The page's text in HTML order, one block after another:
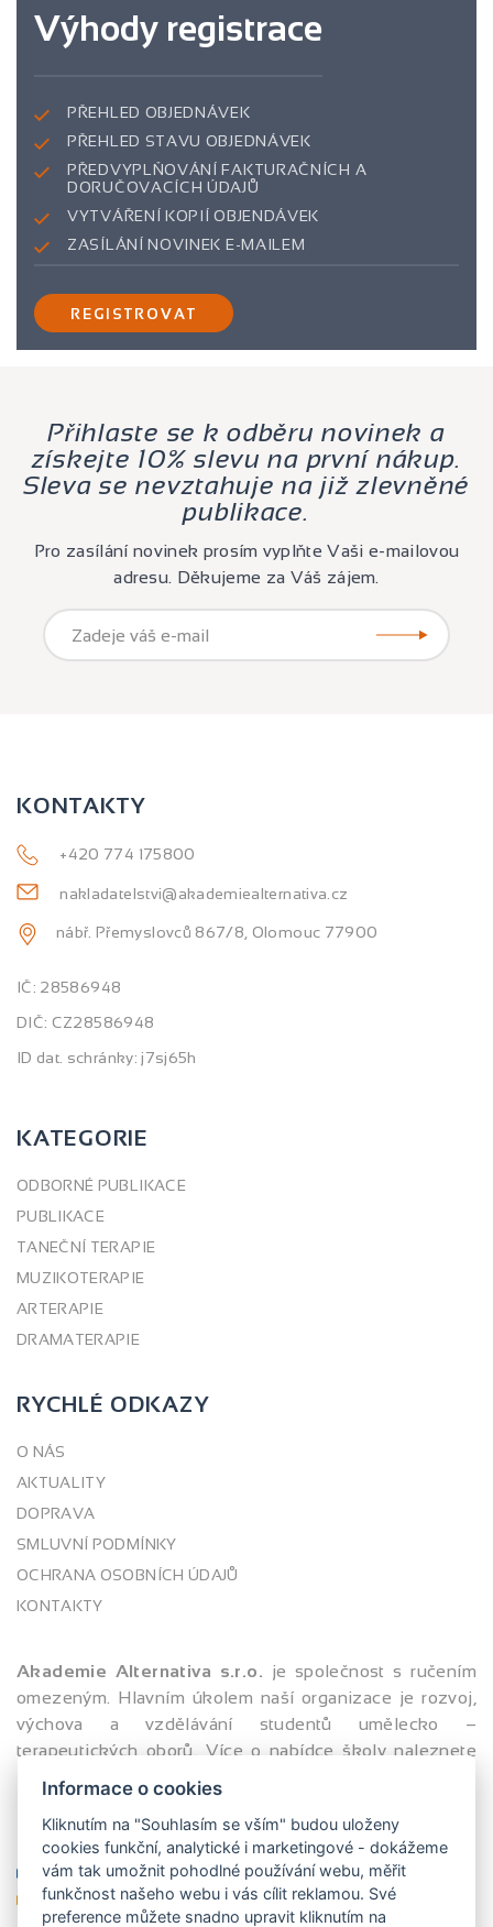
Příjmení
Ulice
Číslo popisné
Obec
Výhody registrace
PŘEHLED OBJEDNÁVEK
PŘEHLED STAVU OBJEDNÁVEK
PŘEDVYPLŇOVÁNÍ FAKTURAČNÍCH A
DORUČOVACÍCH ÚDAJŮ
VYTVÁŘENÍ KOPIÍ OBJENDÁVEK
ZASÍLÁNÍ NOVINEK E-MAILEM
REGISTROVAT
Přihlaste se k odběru novinek a
získejte 10% slevu na první nákup.
Sleva se nevztahuje na již zlevněné
publikace.
Pro zasílání novinek prosím vyplňte Vaši e-mailovou
adresu. Děkujeme za Váš zájem.
KONTAKTY
+420 774 175800
nakladatelstvi@akademiealternativa.cz
nábř. Přemyslovců 867/8, Olomouc 77900
IČ: 28586948
DIČ: CZ28586948
ID dat. schránky: j7sj65h
KATEGORIE
ODBORNÉ PUBLIKACE
PUBLIKACE
TANEČNÍ TERAPIE
MUZIKOTERAPIE
ARTERAPIE
DRAMATERAPIE
RYCHLÉ ODKAZY
O NÁS
AKTUALITY
DOPRAVA
SMLUVNÍ PODMÍNKY
OCHRANA OSOBNÍCH ÚDAJŮ
KONTAKTY
Akademie Alternativa s.r.o. je společnost s ručením
omezeným. Hlavním úkolem naší organizace je rozvoj,
výchova a vzdělávání studentů umělecko –
terapeutických oborů. Více o nabídce školy naleznete
zde -odkaz na informace
MOŽNOSTI PLATBY
Informace o cookies
Kliknutím na "Souhlasím se vším" budou uloženy
cookies funkční, analytické i marketingové - dokážeme
vám tak umožnit pohodlné používání webu, měřit
funkčnost našeho webu i vás cílit reklamou. Své
preference můžete snadno upravit kliknutím na